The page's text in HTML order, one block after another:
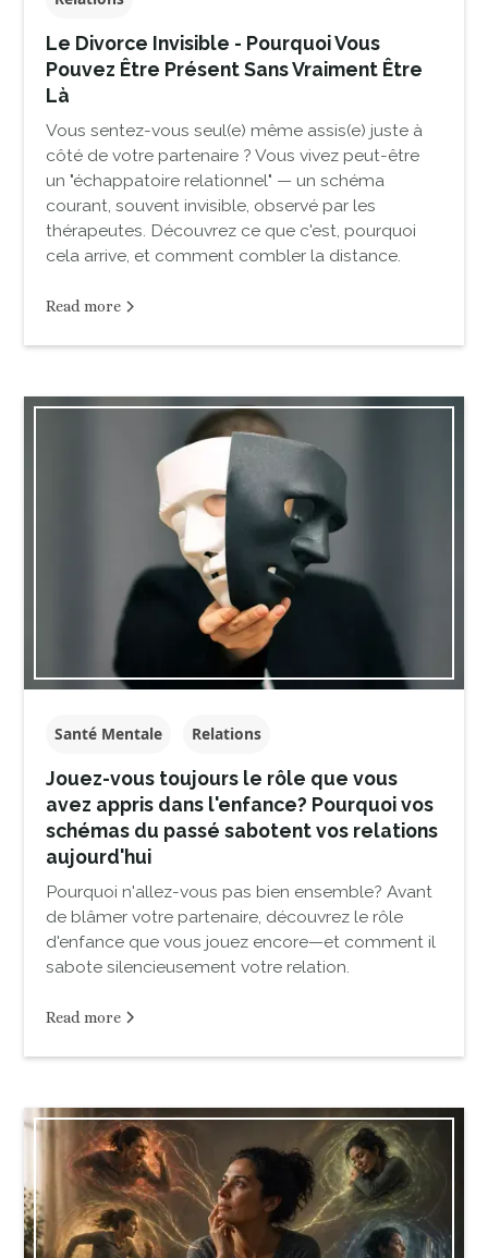
Le Divorce Invisible - Pourquoi Vous
Pouvez Être Présent Sans Vraiment Être
Là
Vous sentez-vous seul(e) même assis(e) juste à
côté de votre partenaire ? Vous vivez peut-être
un "échappatoire relationnel" — un schéma
courant, souvent invisible, observé par les
thérapeutes. Découvrez ce que c'est, pourquoi
cela arrive, et comment combler la distance.
Read more
Santé Mentale Relations
Jouez-vous toujours le rôle que vous
avez appris dans l'enfance? Pourquoi vos
schémas du passé sabotent vos relations
aujourd'hui
Pourquoi n'allez-vous pas bien ensemble? Avant
de blâmer votre partenaire, découvrez le rôle
d'enfance que vous jouez encore—et comment il
sabote silencieusement votre relation.
Read more